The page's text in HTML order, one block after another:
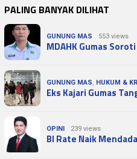
PALING BANYAK DILIHAT
GUNUNG MAS 553 views
MDAHK Gumas
GUNUNG MAS, HUKUM &
Eks Kajari Gumas
OPINI 239 views
BI Rate Naik